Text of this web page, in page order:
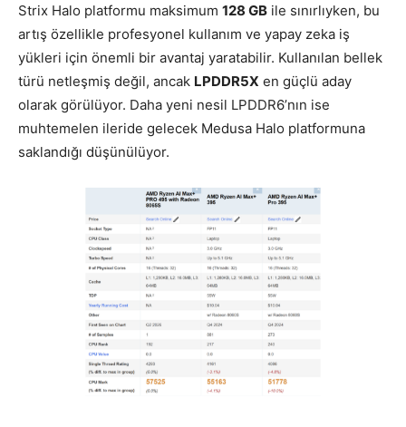
Strix Halo platformu maksimum 128 GB ile sınırlıyken, bu
artış özellikle profesyonel kullanım ve yapay zeka iş
yükleri için önemli bir avantaj yaratabilir. Kullanılan bellek
türü netleşmiş değil, ancak LPDDR5X en güçlü aday
olarak görülüyor. Daha yeni nesil LPDDR6’nın ise
muhtemelen ileride gelecek Medusa Halo platformuna
saklandığı düşünülüyor.